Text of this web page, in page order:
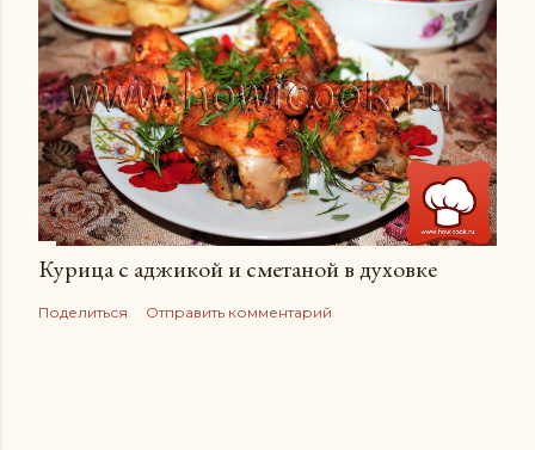
Курица с аджикой и сметаной в духовке
Поделиться Отправить комментарий